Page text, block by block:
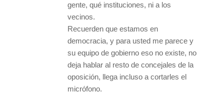
gente, qué instituciones, ni a los
vecinos.
Recuerden que estamos en
democracia, y para usted me parece y
su equipo de gobierno eso no existe, no
deja hablar al resto de concejales de la
oposición, llega incluso a cortarles el
micrófono.